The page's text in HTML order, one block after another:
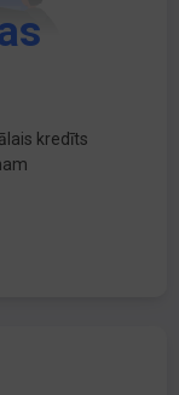
kredīts